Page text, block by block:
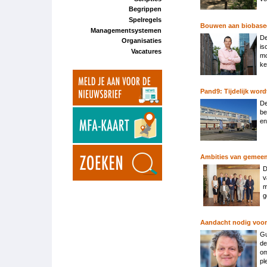
Begrippen
Spelregels
Managementsystemen
Organisaties
Vacatures
Bouwen aan
Pand9: Tijdelijk
Ambities van
Aandacht nodig